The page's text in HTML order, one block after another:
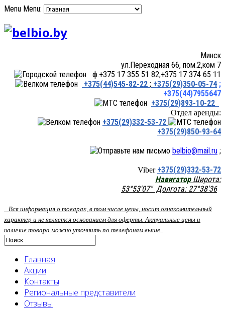
Menu Menu:
Минск
ул.Переходная 66, пом.2,ком 7
ф.+375 17 355 51 82,+375 17 374 65 11
+375(44)545-82-22 ; +375(29)350-05-74 ;
+375(44)7955647
+375(29)893-10-22
Отдел аренды:
+375(29)332-53-72
+375(29)850-93-64
belbio@mail.ru ;
Viber +375(29)332-53-72
НавигаторШирота:
53°53'07" Долгота: 27°38'36
Вся информация о товарах, в том числе цены, носит ознакомительный
характер и не является основанием для оферты. Актуальные цены и
наличие товара можно уточнить по телефонам выше.
Главная
Акции
Контакты
Региональные представители
Отзывы